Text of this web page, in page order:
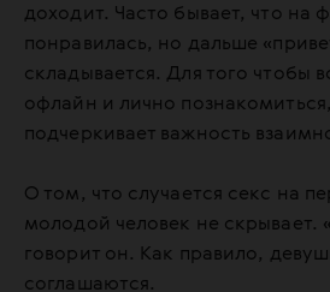
доходит. Часто бывает, что на
понравилась, но дальше
складывается. Для того чтобы
офлайн и лично
подчеркивает важность
О том, что случается секс на
молодой человек не скрывает.
говорит он. Как правило,
соглашаются.